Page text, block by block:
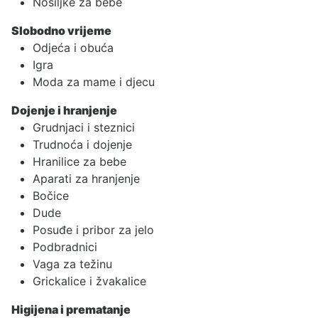
Slobodno vrijeme
Odjeća i obuća
Igra
Moda za mame i djecu
Dojenje i hranjenje
Grudnjaci i steznici
Trudnoća i dojenje
Hranilice za bebe
Aparati za hranjenje
Bočice
Dude
Posuđe i pribor za jelo
Podbradnici
Vaga za težinu
Grickalice i žvakalice
Higijena i prematanje